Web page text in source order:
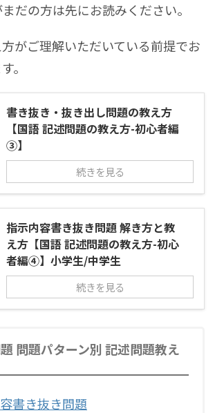
だの方は先にお読みください。
がご理解いただいている前提でお
。
書き抜き・抜き出し問題の教え方
【国語 記述問題の教え方-初心者編
③】
続きを見る
指示内容書き抜き問題 解き方と教
え方【国語 記述問題の教え方-初心
者編➃】小学生/中学生
続きを見る
問題パターン別 記述問題教え
書き抜き問題